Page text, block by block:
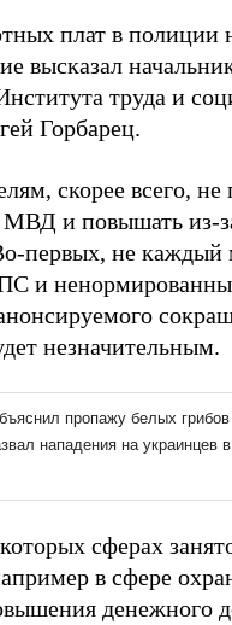
плат в полиции
высказал
труда и
Горбарец.
скорее всего,
и повышать из-
первых, не каждый
и
незначительным.
сферах
в сфере
денежного